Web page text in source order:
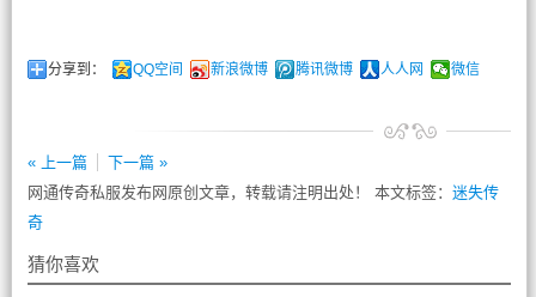
分享到： QQ空间 新浪微博 腾讯微博 人人网 微信
« 上一篇
下一篇 »
网通传奇私服发布网原创文章，转载请注明出处！ 本文标签： 迷失传
奇
猜你喜欢